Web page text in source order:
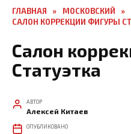
ГЛАВНАЯ » МОСКОВСКИЙ »
САЛОН КОРРЕКЦИИ ФИГУРЫ
Салон
Статуэтка
АВТОР
Алексей Китаев
ОПУБЛИКОВАНО